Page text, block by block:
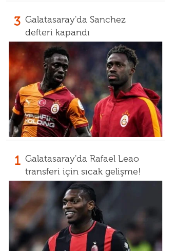
3 Galatasaray'da Sanchez
defteri kapandı
1 Galatasaray'da Rafael Leao
transferi için sıcak gelişme!